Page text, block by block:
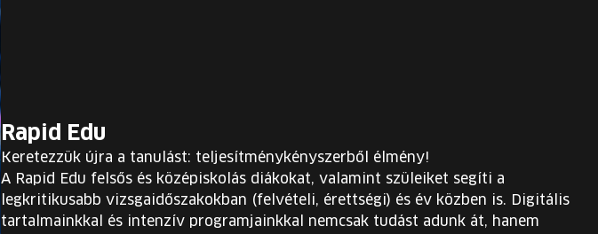
Rapid Edu
Keretezzük újra a tanulást: teljesítménykényszerből élmény!
A Rapid Edu felsős és középiskolás diákokat, valamint szüleiket segíti a
legkritikusabb vizsgaidőszakokban (felvételi, érettségi) és év közben is. Digitális
tartalmainkkal és intenzív programjainkkal nemcsak tudást adunk át, hanem